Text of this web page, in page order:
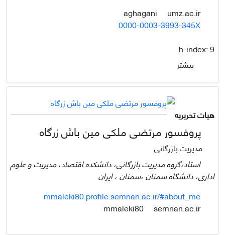
aghagani
umz.ac.ir
0000-0003-3993-345X
h-index:9
بیشتر
هیات تحریریه
پروفسور مرتضی ملکی مین باش زرگاه
مدیریت بازرگانی
استاد،گروه مدیریت بازرگانی، دانشکده اقتصاد، مدیریت و علوم
اداری، دانشگاه سمنان ،سمنان ، ایران
mmaleki80.profile.semnan.ac.ir/#about_me
mmaleki80
semnan.ac.ir